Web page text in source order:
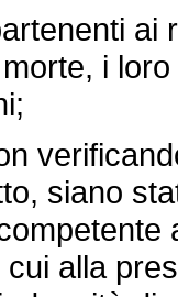
ai
i
siano
alla